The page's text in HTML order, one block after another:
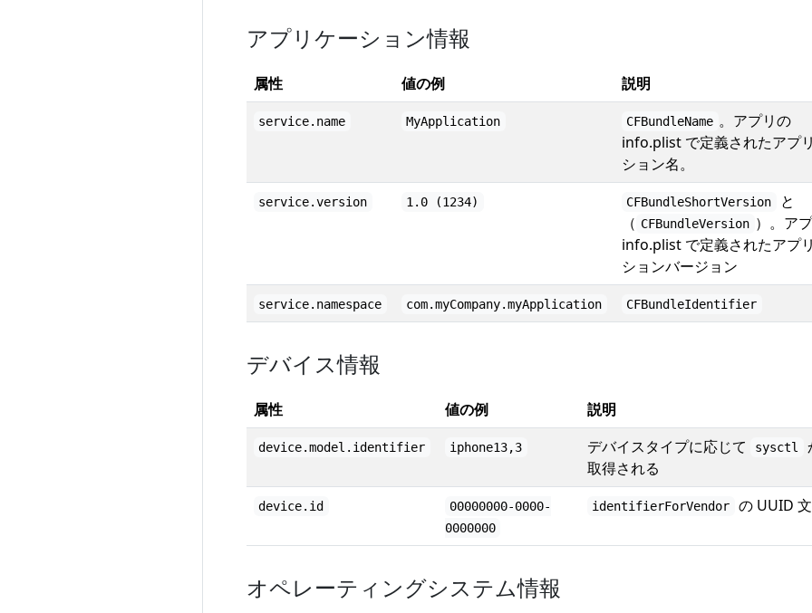
アプリケーション情報
属性 値の例 説明
service.name MyApplication CFBundleName 。アプリの
info.plist で定義されたアプ
ション名。
service.version 1.0 (1234) CFBundleShortVersion
と
（ CFBundleVersion ）。ア
info.plist で定義されたアプ
ションバージョン
service.namespace com.myCompany.myApplication CFBundleIdentifier
デバイス情報
属性 値の例 説明
device.model.identifier iphone13,3 デバイスタイプに応じて sysctl
取得される
device.id
00000000-0000-
0000000
identifierForVendor の UUID
オペレーティングシステム情報